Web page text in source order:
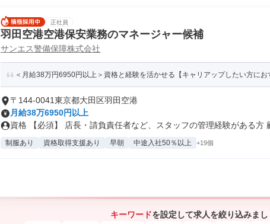
正社員
羽田空港空港保安業務のマネージャー候補
サンエス警備保障株式会社
＜月給38万円6950円以上＞資格と経験を活かせる【キャリアップしたい方にお
〒144-0041東京都大田区羽田空港
月給38万6950円以上
資格 【必須】 店長・請負責任者など、スタッフの管理経験がある方
制服あり 資格取得支援あり 早朝 中途入社50％以上 +19個
キーワードを設定して求人を絞り込みま